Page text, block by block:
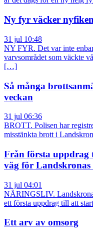
Ny fyr väcker
31 jul 10:48
NY FYR. Det var inte
varvsområdet som väckte
[…]
Så många
veckan
31 jul 06:36
BROTT. Polisen har
misstänkta brott i
Från första uppdrag
väg för Landskronas
31 jul 04:01
NÄRINGSLIV.
ett första uppdrag till att
Ett arv av omsorg